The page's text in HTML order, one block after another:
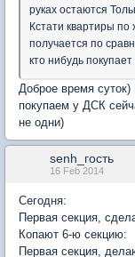
руках остаются
Кстати квартиры
получается по
кто нибудь
Доброе время
покупаем у ДСК
не одни)
senh_гость
16 Feb 2014
Сегодня:
Первая секция,
Копают 6-ю секцию:
Первая секция,